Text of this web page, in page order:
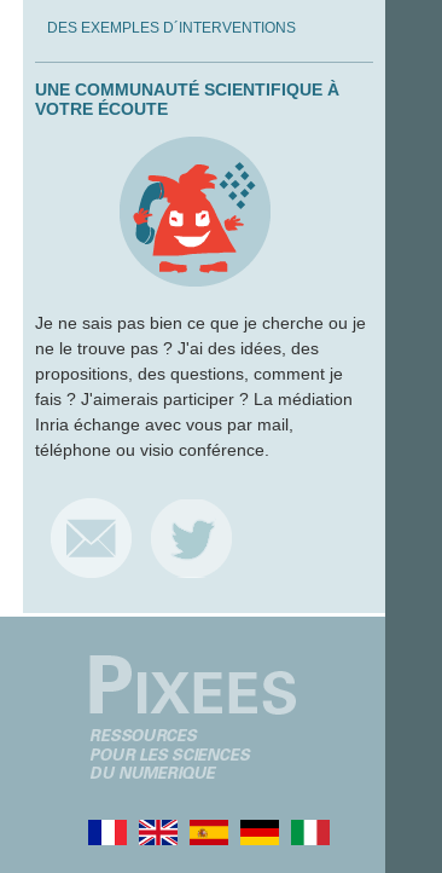
DES EXEMPLES D´INTERVENTIONS
UNE COMMUNAUTÉ SCIENTIFIQUE À
VOTRE ÉCOUTE
Je ne sais pas bien ce que je cherche ou je
ne le trouve pas ? J'ai des idées, des
propositions, des questions, comment je
fais ? J'aimerais participer ? La médiation
Inria échange avec vous par mail,
téléphone ou visio conférence.